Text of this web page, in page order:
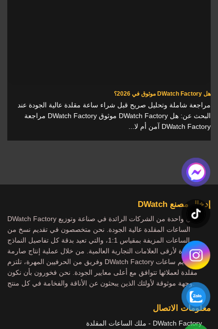
هل DWatch Factory موثوق في 2026؟
مراجعة شاملة وتحليل صريح قبل شراء ساعة مقلدة عالية الجودة عند
البحث عن: هل DWatch Factory موثوق DWatch Factory مراجعة
DWatch Factory آمن أم لا...
إدخال مصنع DWatch
DWatch Factory هي واحدة من الشركات الرائدة في صناعة وتوزيع
الساعات المقلدة عالية الجودة. نحن متخصصون في تقديم نسخ من
الساعات المزيفة بمقياس 1:1، والتي تعيد بدقة كل تفاصيل النماذج
الشهيرة لأرقى العلامات التجارية العالمية. من خلال عملية إنتاج صارمة
وفريق من الحرفيين المهرة، تلتزم DWatch Factory بتقديم ساعات
مقلدة لعملائها تتوافق مع أعلى معايير الجودة. نحن فخورون بأن نكون
وجهة موثوقة لأولئك الذين يبحثون عن الأناقة والفخامة في كل منتج.
معلومات الاتصال
DWatch Factory - ملك الساعات المقلدة